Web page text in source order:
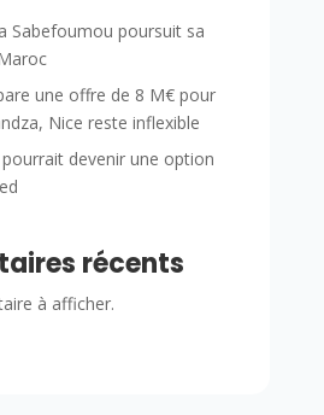
Sabefoumou poursuit sa
une offre de 8 M€ pour
Nice reste inflexible
pourrait devenir une option
récents
à afficher.